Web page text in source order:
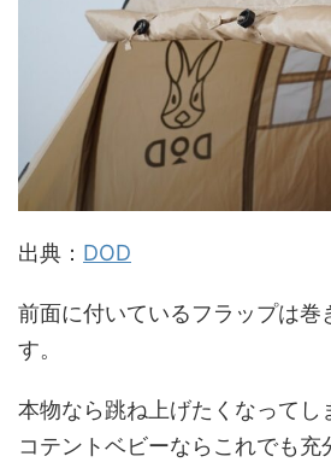
出典： DOD
前面に付いているフラップは巻
す。
本物なら跳ね上げたくなってし
コテントベビーならこれでも充